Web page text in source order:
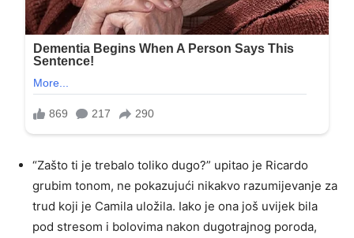
“Zašto ti je trebalo toliko dugo?” upitao je Ricardo
grubim tonom, ne pokazujući nikakvo razumijevanje za
trud koji je Camila uložila. Iako je ona još uvijek bila
pod stresom i bolovima nakon dugotrajnog poroda,